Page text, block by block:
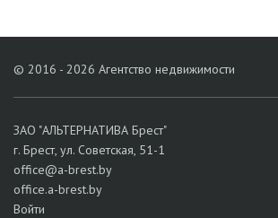
© 2016 - 2026 Агентство недвижимости
ЗАО "АЛЬТЕРНАТИВА Брест"
г. Брест, ул. Советская, 51-1
office@a-brest.by
office.a-brest.by
Войти